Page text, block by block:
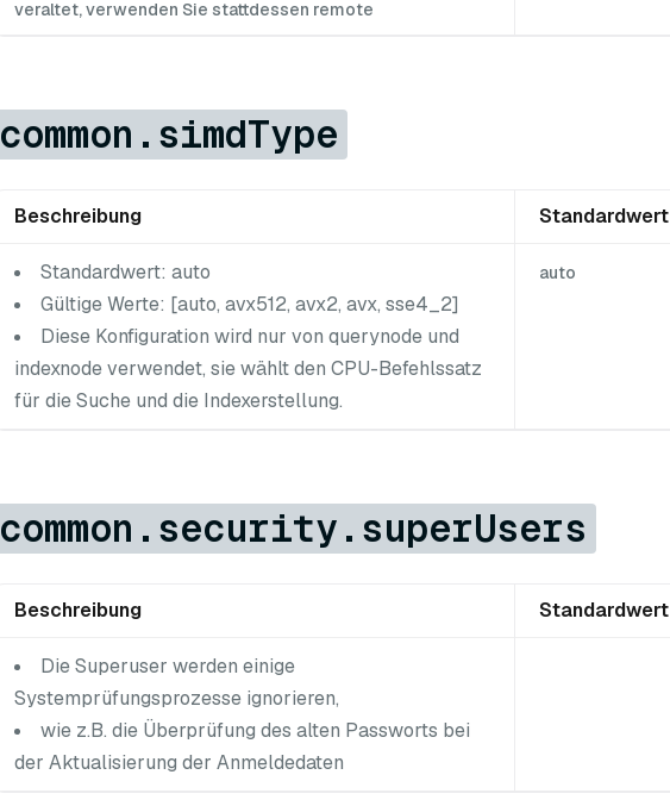
veraltet, verwenden Sie stattdessen remote
common.simdType
Beschreibung Standardwert
Standardwert: auto
Gültige Werte: [auto, avx512, avx2, avx, sse4_2]
Diese Konfiguration wird nur von querynode und
indexnode verwendet, sie wählt den CPU-Befehlssatz
für die Suche und die Indexerstellung.
auto
common.security.superUsers
Beschreibung Standardwert
Die Superuser werden einige
Systemprüfungsprozesse ignorieren,
wie z.B. die Überprüfung des alten Passworts bei
der Aktualisierung der Anmeldedaten